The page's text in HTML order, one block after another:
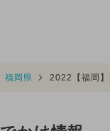
福岡県 2022【福岡